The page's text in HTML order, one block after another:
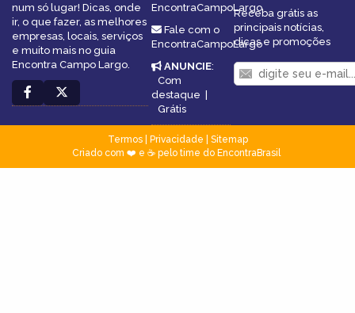
num só lugar! Dicas, onde
ir, o que fazer, as melhores
empresas, locais, serviços
e muito mais no guia
Encontra Campo Largo.
EncontraCampoLargo
Fale com o
EncontraCampoLargo
ANUNCIE:
Com
destaque
Grátis
Receba grátis as
principais notícias,
dicas e promoções
Termos| Privacidade
Sitemap
Criado com ❤️ e ☕ pelo time do EncontraBrasil